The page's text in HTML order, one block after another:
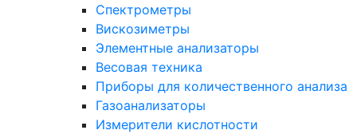
Спектрометры
Вискозиметры
Элементные анализаторы
Весовая техника
Приборы для количественного анализа
Газоанализаторы
Измерители кислотности